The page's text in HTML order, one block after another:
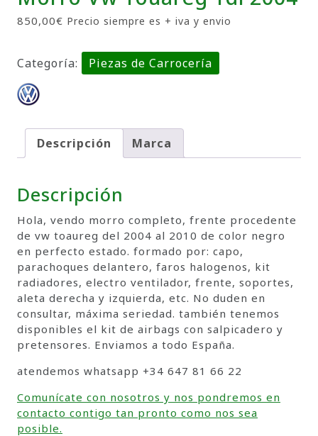
850,00€ Precio siempre es + iva y envio
Categoría: Piezas de Carrocería
Descripción Marca
Descripción
Hola, vendo morro completo, frente procedente
de vw toaureg del 2004 al 2010 de color negro
en perfecto estado. formado por: capo,
parachoques delantero, faros halogenos, kit
radiadores, electro ventilador, frente, soportes,
aleta derecha y izquierda, etc. No duden en
consultar, máxima seriedad. también tenemos
disponibles el kit de airbags con salpicadero y
pretensores. Enviamos a todo España.
atendemos whatsapp +34 647 81 66 22
Comunícate con nosotros y nos pondremos en
contacto contigo tan pronto como nos sea
posible.